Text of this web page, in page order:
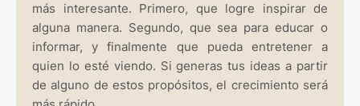
más interesante. Primero, que logre inspirar de
alguna manera. Segundo, que sea para educar o
informar, y finalmente que pueda entretener a
quien lo esté viendo. Si generas tus ideas a partir
de alguno de estos propósitos, el crecimiento será